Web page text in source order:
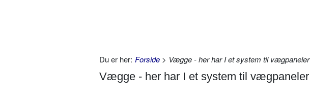
Du er her: Forside > Vægge - her har I et system til vægpaneler
Vægge - her har I et system til vægpaneler